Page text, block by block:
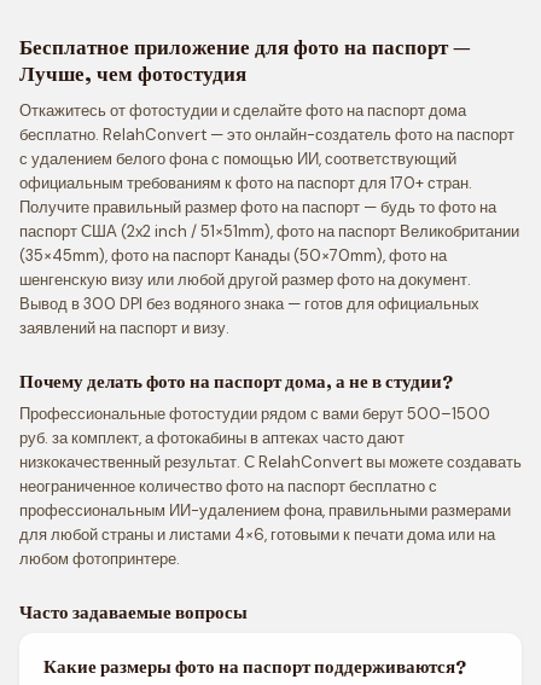
Бесплатное приложение для фото на паспорт —
Лучше, чем фотостудия
Откажитесь от фотостудии и сделайте фото на паспорт дома
бесплатно. RelahConvert — это онлайн-создатель фото на паспорт
с удалением белого фона с помощью ИИ, соответствующий
официальным требованиям к фото на паспорт для 170+ стран.
Получите правильный размер фото на паспорт — будь то фото на
паспорт США (2x2 inch / 51×51mm), фото на паспорт Великобритании
(35×45mm), фото на паспорт Канады (50×70mm), фото на
шенгенскую визу или любой другой размер фото на документ.
Вывод в 300 DPI без водяного знака — готов для официальных
заявлений на паспорт и визу.
Почему делать фото на паспорт дома, а не в студии?
Профессиональные фотостудии рядом с вами берут 500–1500
руб. за комплект, а фотокабины в аптеках часто дают
низкокачественный результат. С RelahConvert вы можете создавать
неограниченное количество фото на паспорт бесплатно с
профессиональным ИИ-удалением фона, правильными размерами
для любой страны и листами 4×6, готовыми к печати дома или на
любом фотопринтере.
Часто задаваемые вопросы
Какие размеры фото на паспорт поддерживаются?